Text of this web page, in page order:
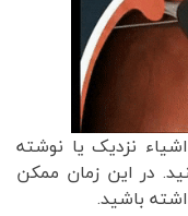
نزدیک یا نوشته
در این زمان ممکن
باشید.